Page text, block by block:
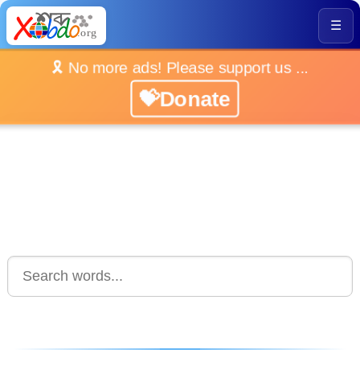
☰
🎗️ No more ads! Please support us ...
💝Donate